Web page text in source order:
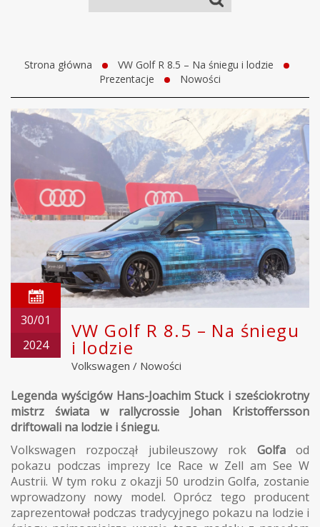
Strona główna
VW Golf R 8.5 – Na śniegu i lodzie
Prezentacje
Nowości
30/01
2024
VW Golf R 8.5 – Na śniegu
i lodzie
Volkswagen / Nowości
Legenda wyścigów Hans-Joachim Stuck i sześciokrotny
mistrz świata w rallycrossie Johan Kristoffersson
driftowali na lodzie i śniegu.
Volkswagen rozpoczął jubileuszowy rok Golfaod
pokazu podczas imprezy Ice Race w Zell am See W
Austrii. W tym roku z okazji 50 urodzin Golfa, zostanie
wprowadzony nowy model. Oprócz tego producent
zaprezentował podczas tradycyjnego pokazu na lodzie i